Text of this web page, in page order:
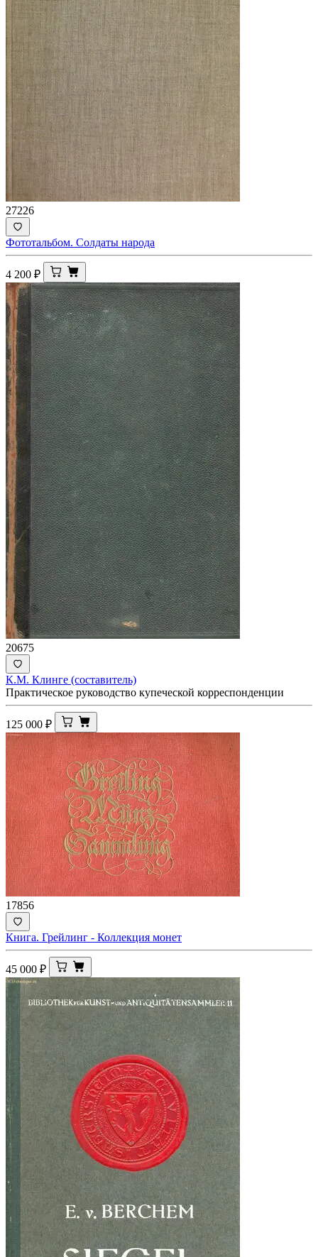
27226
Фототальбом. Солдаты народа
4 200 ₽
20675
К.М. Клинге (составитель)
Практическое руководство купеческой корреспонденции
125 000 ₽
17856
Книга. Грейлинг - Коллекция монет
45 000 ₽